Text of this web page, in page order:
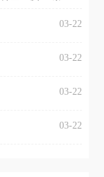
和地区时，
区及版权限
云音乐，却
播放”的提示
、加拿大、
乐也会像其
03-22
03-22
03-22
03-22